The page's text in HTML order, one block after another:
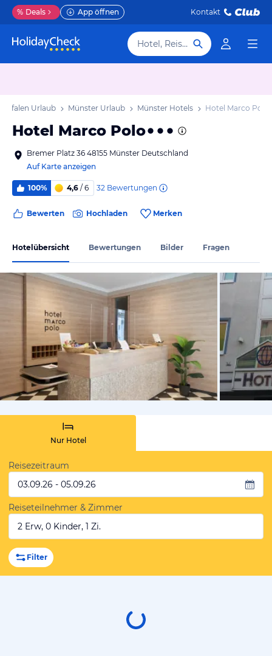
% Deals App öffnen Kontakt
Hotel, Reiseziel
Urlaub Münster Urlaub Münster Hotels Hotel Marco Polo
Hotel Marco Polo
Bremer Platz 36 48155 Münster Deutschland
Auf Karte anzeigen
100% 4,6 / 6 32 Bewertungen
Bewerten Hochladen Merken
Hotelübersicht Bewertungen Bilder Fragen
vom
Nur Hotel
Reisezeitraum
03.09.26 - 05.09.26
Reiseteilnehmer & Zimmer
2 Erw, 0 Kinder, 1 Zi.
Filter